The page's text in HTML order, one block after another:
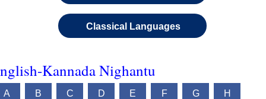
Classical Languages
Kannada Nighantu
A B C D E F G H